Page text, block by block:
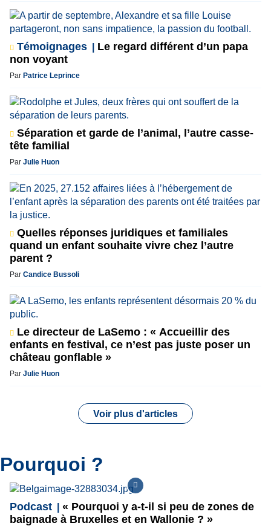
Témoignages
Le regard différent d’un papa
non voyant
Par Patrice Leprince
Séparation et garde de l’animal, l’autre casse-
tête familial
Par Julie Huon
Quelles réponses juridiques et familiales
quand un enfant souhaite vivre chez l’autre
parent ?
Par Candice Bussoli
Le directeur de LaSemo : « Accueillir des
enfants en festival, ce n’est pas juste poser un
château gonflable »
Par Julie Huon
Voir plus d'articles
Pourquoi ?
Podcast
« Pourquoi y a-t-il si peu de zones de
baignade à Bruxelles et en Wallonie ? »